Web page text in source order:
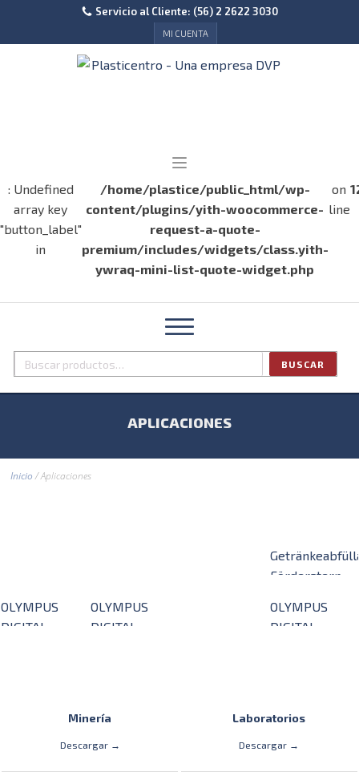
Servicio al Cliente: (56) 2 2622 3030
MI CUENTA
: Undefined
array key
"button_label"
in
/home/plastice/public_html/wp-
content/plugins/yith-woocommerce-
request-a-quote-
premium/includes/widgets/class.yith-
ywraq-mini-list-quote-widget.php
on
line
Buscar
BUSCAR
APLICACIONES
Inicio/ Aplicaciones
Förderstern,
OLYMPUS
DIGITAL
OLYMPUS
DIGITAL
OLYMPUS
DIGITAL
Minería
Descargar →
Laboratorios
Descargar →